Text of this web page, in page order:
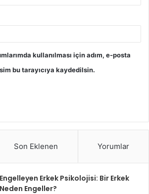
kullanılması için adım, e-posta
bu tarayıcıya kaydedilsin.
Son Eklenen Yorumlar
Engelleyen Erkek Psikolojisi: Bir Erkek
Neden Engeller?